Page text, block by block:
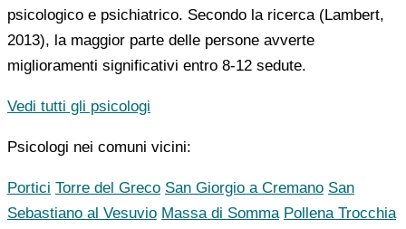
psicologico e psichiatrico. Secondo la ricerca (Lambert,
2013), la maggior parte delle persone avverte
miglioramenti significativi entro 8-12 sedute.
Vedi tutti gli psicologi
Psicologi nei comuni vicini:
Portici Torre del Greco San Giorgio a Cremano San
Sebastiano al Vesuvio Massa di Somma Pollena Trocchia